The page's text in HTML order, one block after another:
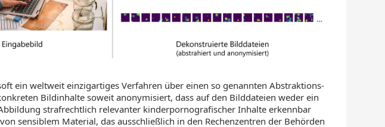
ein weltweit einzigartiges Verfahren über einen so genannten Abstraktions-
Bildinhalte soweit anonymisiert, dass auf den Bilddateien weder ein
strafrechtlich relevanter kinderpornografischer Inhalte erkennbar
sensiblem Material, das ausschließlich in den Rechenzentren der Behörden